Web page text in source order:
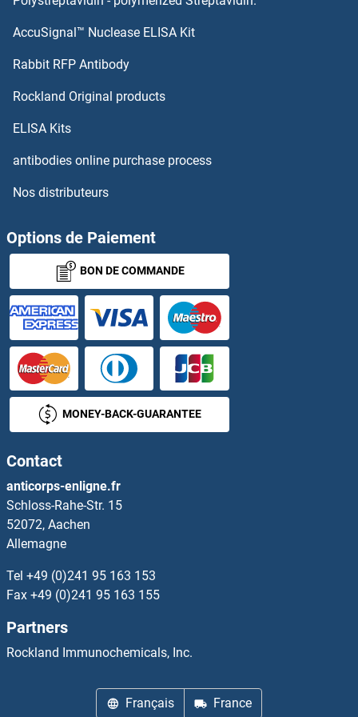
PSMD13 Kits ELISA
PTGR2 Kits ELISA
PTGS1 Kits ELISA
PTH Kits ELISA
PTH1R Kits ELISA
PTK2B Kits ELISA
PTK6 Kits ELISA
PTMA Kits ELISA
PTP4A3 Kits ELISA
PTPLA Kits ELISA
PTPN1 Kits ELISA
PTPN11 Kits ELISA
PTPN14 Kits ELISA
PTPN2 Kits ELISA
PTPN9 Kits ELISA
AccuSignal™ Nuclease ELISA Kit
Rabbit RFP Antibody
Rockland Original products
ELISA Kits
antibodies online purchase process
Nos distributeurs
Options de Paiement
BON DE COMMANDE
MONEY-BACK-GUARANTEE
Contact
anticorps-enligne.fr
Schloss-Rahe-Str. 15
52072, Aachen
Allemagne
Tel +49 (0)241 95 163 153
Fax +49 (0)241 95 163 155
Partners
Rockland Immunochemicals, Inc.
Français France